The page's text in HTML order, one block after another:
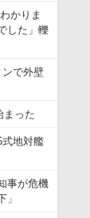
かりま
した」轢
ンで外壁
まった
地対艦
事が危機